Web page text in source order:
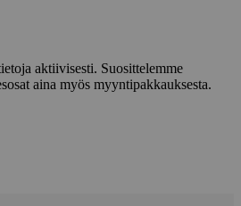
aktiivisesti. Suosittelemme
aina myös myyntipakkauksesta.